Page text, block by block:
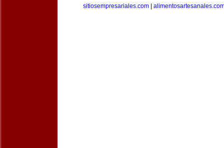
sitiosempresariales.com